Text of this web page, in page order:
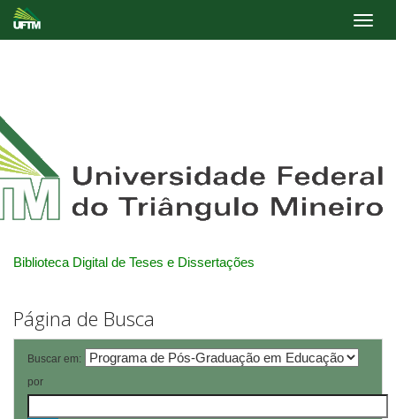
Biblioteca Digital de Teses e Dissertações
Página de Busca
Buscar em:
por